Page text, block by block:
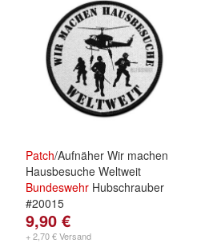
Patch/Aufnäher Wir machen
Hausbesuche Weltweit
Bundeswehr Hubschrauber
#20015
9,90 €
+ 2,70 € Versand